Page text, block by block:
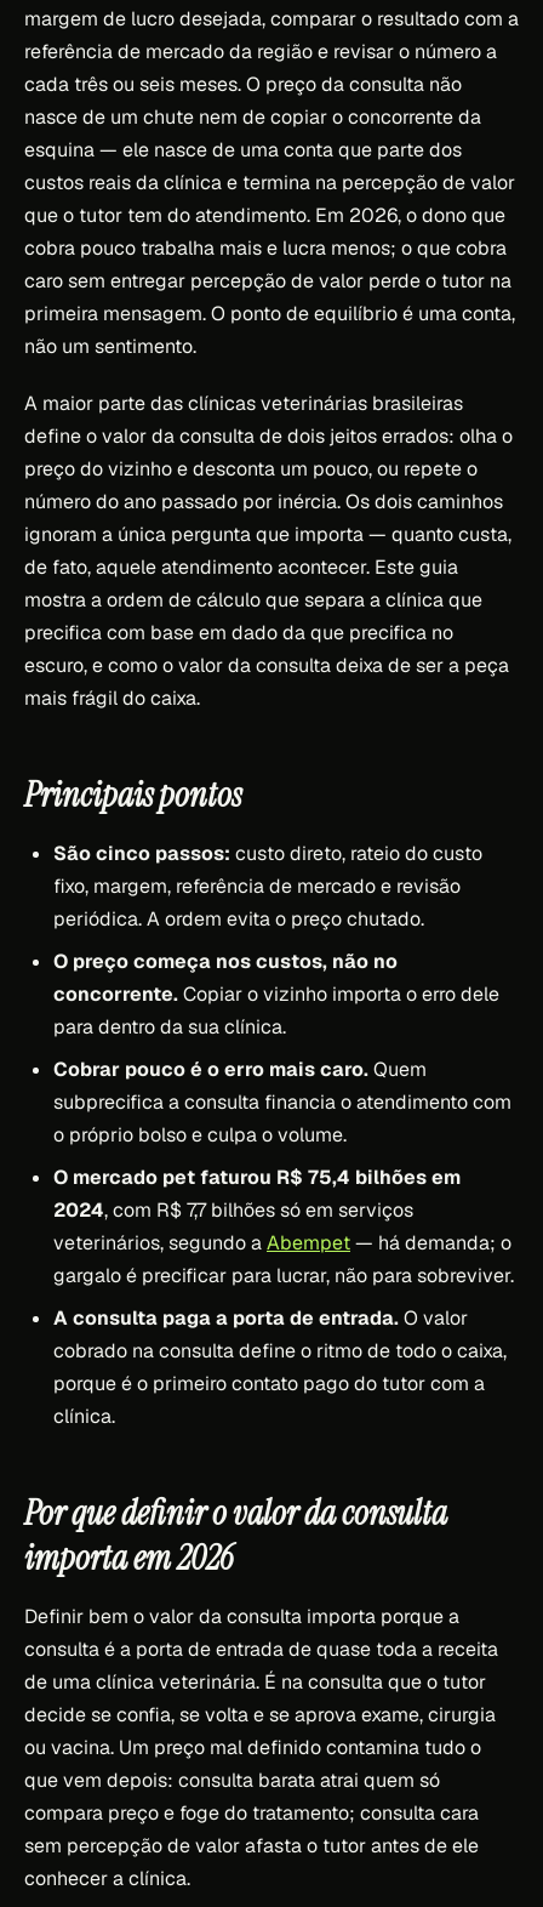
margem de lucro desejada, comparar o resultado com a
referência de mercado da região e revisar o número a
cada três ou seis meses. O preço da consulta não
nasce de um chute nem de copiar o concorrente da
esquina — ele nasce de uma conta que parte dos
custos reais da clínica e termina na percepção de valor
que o tutor tem do atendimento. Em 2026, o dono que
cobra pouco trabalha mais e lucra menos; o que cobra
caro sem entregar percepção de valor perde o tutor na
primeira mensagem. O ponto de equilíbrio é uma conta,
não um sentimento.
A maior parte das clínicas veterinárias brasileiras
define o valor da consulta de dois jeitos errados: olha o
preço do vizinho e desconta um pouco, ou repete o
número do ano passado por inércia. Os dois caminhos
ignoram a única pergunta que importa — quanto custa,
de fato, aquele atendimento acontecer. Este guia
mostra a ordem de cálculo que separa a clínica que
precifica com base em dado da que precifica no
escuro, e como o valor da consulta deixa de ser a peça
mais frágil do caixa.
Principais pontos
São cinco passos: custo direto, rateio do custo
fixo, margem, referência de mercado e revisão
periódica. A ordem evita o preço chutado.
O preço começa nos custos, não no
concorrente.Copiar o vizinho importa o erro dele
para dentro da sua clínica.
Cobrar pouco é o erro mais caro.Quem
subprecifica a consulta financia o atendimento com
o próprio bolso e culpa o volume.
O mercado pet faturou R$ 75,4 bilhões em
2024, com R$ 7,7 bilhões só em serviços
veterinários, segundo aAbempet— há demanda; o
gargalo é precificar para lucrar, não para sobreviver.
A consulta paga a porta de entrada.O valor
cobrado na consulta define o ritmo de todo o caixa,
porque é o primeiro contato pago do tutor com a
clínica.
Por que definir o valor da consulta
importa em 2026
Definir bem o valor da consulta importa porque a
consulta é a porta de entrada de quase toda a receita
de uma clínica veterinária. É na consulta que o tutor
decide se confia, se volta e se aprova exame, cirurgia
ou vacina. Um preço mal definido contamina tudo o
que vem depois: consulta barata atrai quem só
compara preço e foge do tratamento; consulta cara
sem percepção de valor afasta o tutor antes de ele
conhecer a clínica.